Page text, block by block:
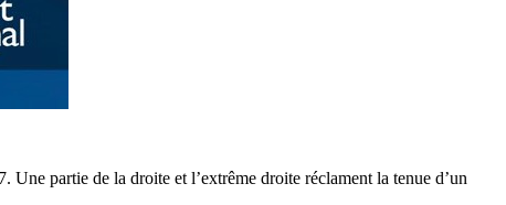
Une partie de la droite et l’extrême droite réclament la tenue d’un